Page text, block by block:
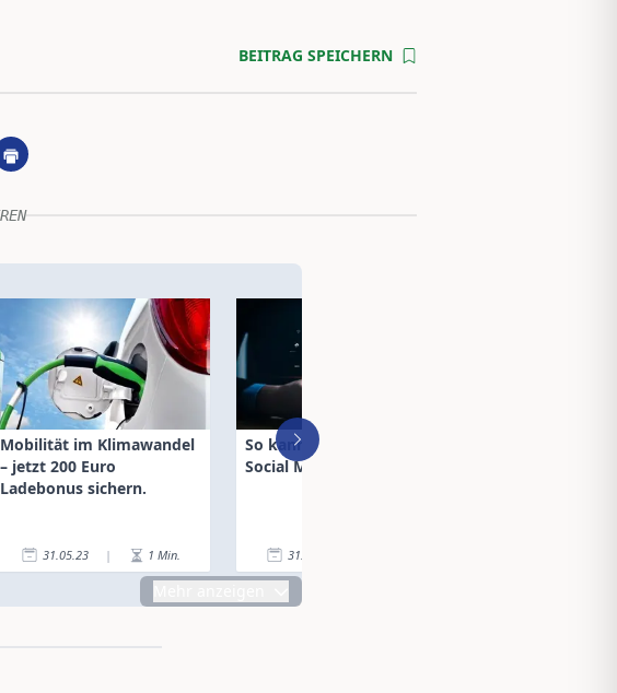
BEITRAG SPEICHERN
Mobilität im Klimawandel
– jetzt 200 Euro
Ladebonus sichern.
31.05.23 | 1 Min.
So kann ChatGPT bei
Social Media helfen
31.05.23